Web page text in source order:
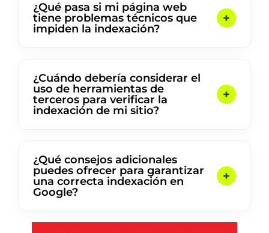
¿Qué pasa si mi página web
tiene problemas técnicos que
impiden la indexación?
¿Cuándo debería considerar el
uso de herramientas de
terceros para verificar la
indexación de mi sitio?
¿Qué consejos adicionales
puedes ofrecer para garantizar
una correcta indexación en
Google?